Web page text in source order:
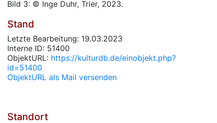
Bild 3: © Inge Duhr, Trier, 2023.
Stand
Letzte Bearbeitung: 19.03.2023
Interne ID: 51400
ObjektURL: https://kulturdb.de/einobjekt.php?
id=51400
ObjektURL als Mail versenden
Standort